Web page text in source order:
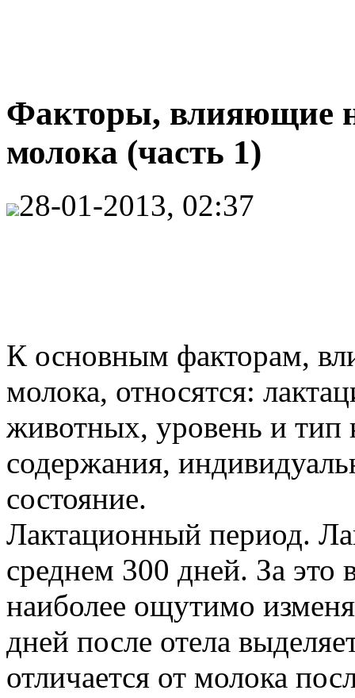
Факторы, влияющие
молока (часть 1)
28-01-2013, 02:37
К основным факторам,
молока, относятся:
животных, уровень и тип
содержания,
состояние.
Лактационный период.
среднем 300 дней. За это
наиболее ощутимо
дней после отела
отличается от молока